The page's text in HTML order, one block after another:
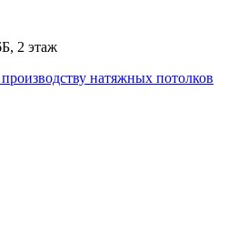
2 этаж